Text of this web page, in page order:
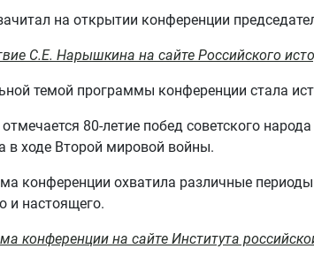
на открытии конференции
С.Е. Нарышкина на сайте Российского
темой программы конференции стала
отмечается 80-летие побед советского
в ходе Второй мировой войны.
конференции охватила различные
и настоящего.
конференции на сайте Института